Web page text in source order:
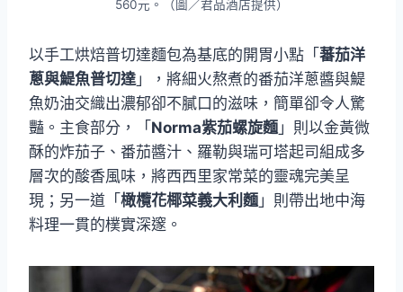
560元。（圖／君品酒店提供）
以手工烘焙普切達麵包為基底的開胃小點「 蕃茄洋
蔥與鯷魚普切達」，將細火熬煮的番茄洋蔥醬與鯷
魚奶油交織出濃郁卻不膩口的滋味，簡單卻令人驚
豔。主食部分，「 Norma紫茄螺旋麵」則以金黃微
酥的炸茄子、番茄醬汁、羅勒與瑞可塔起司組成多
層次的酸香風味，將西西里家常菜的靈魂完美呈
現；另一道「 橄欖花椰菜義大利麵」則帶出地中海
料理一貫的樸實深邃。